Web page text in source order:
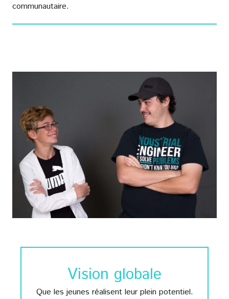
communautaire.
Vision globale
Que les jeunes réalisent leur plein potentiel.